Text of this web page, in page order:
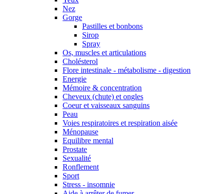
Nez
Gorge
Pastilles et bonbons
Sirop
Spray
Os, muscles et articulations
Cholésterol
Flore intestinale - métabolisme - digestion
Energie
Mémoire & concentration
Cheveux (chute) et ongles
Coeur et vaisseaux sanguins
Peau
Voies respiratoires et respiration aisée
Ménopause
Equilibre mental
Prostate
Sexualité
Ronflement
Sport
Stress - insomnie